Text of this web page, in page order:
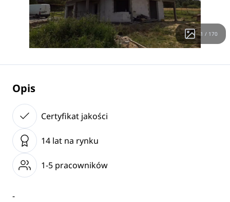
1 / 170
Opis
Certyfikat jakości
14 lat na rynku
1-5 pracowników
-